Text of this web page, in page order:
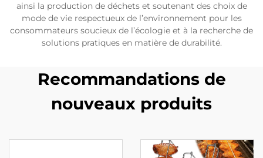
ainsi la production de déchets et soutenant des choix de
mode de vie respectueux de l’environnement pour les
consommateurs soucieux de l’écologie et à la recherche de
solutions pratiques en matière de durabilité.
Recommandations de
nouveaux produits